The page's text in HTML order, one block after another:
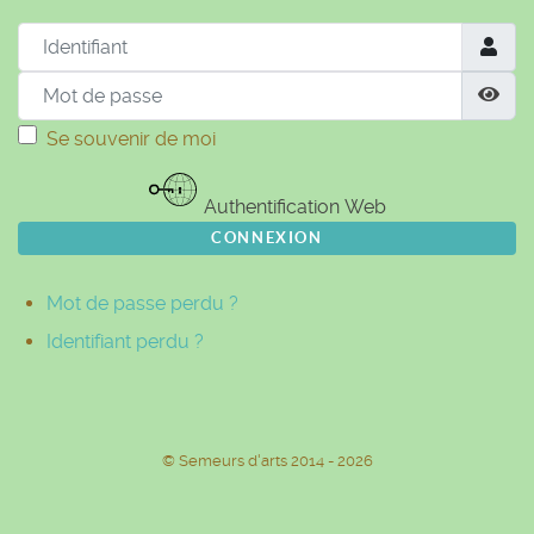
Identifiant
Mot de passe
Se souvenir de moi
Authentification Web
CONNEXION
Mot de passe perdu ?
Identifiant perdu ?
© Semeurs d'arts 2014 - 2026